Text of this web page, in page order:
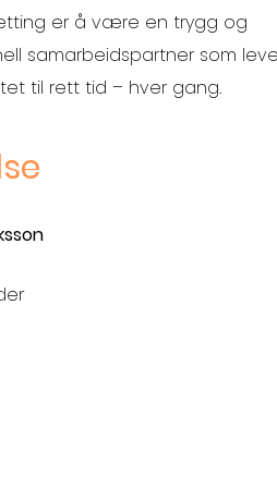
er å være en trygg og
samarbeidspartner som
til rett tid – hver gang.